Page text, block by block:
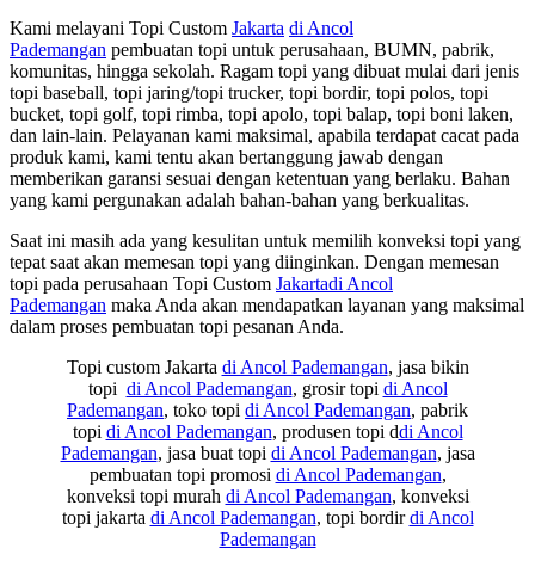
Kami melayani Topi Custom Jakarta di Ancol
Pademangan pembuatan topi untuk perusahaan, BUMN, pabrik,
komunitas, hingga sekolah. Ragam topi yang dibuat mulai dari jenis
topi baseball, topi jaring/topi trucker, topi bordir, topi polos, topi
bucket, topi golf, topi rimba, topi apolo, topi balap, topi boni laken,
dan lain-lain. Pelayanan kami maksimal, apabila terdapat cacat pada
produk kami, kami tentu akan bertanggung jawab dengan
memberikan garansi sesuai dengan ketentuan yang berlaku. Bahan
yang kami pergunakan adalah bahan-bahan yang berkualitas.
Saat ini masih ada yang kesulitan untuk memilih konveksi topi yang
tepat saat akan memesan topi yang diinginkan. Dengan memesan
topi pada perusahaan Topi Custom Jakartadi Ancol
Pademangan maka Anda akan mendapatkan layanan yang maksimal
dalam proses pembuatan topi pesanan Anda.
Topi custom Jakarta di Ancol Pademangan, jasa bikin
topi di Ancol Pademangan, grosir topi di Ancol
Pademangan, toko topi di Ancol Pademangan, pabrik
topi di Ancol Pademangan, produsen topi ddi Ancol
Pademangan, jasa buat topi di Ancol Pademangan, jasa
pembuatan topi promosi di Ancol Pademangan,
konveksi topi murah di Ancol Pademangan, konveksi
topi jakarta di Ancol Pademangan, topi bordirdi Ancol
Pademangan